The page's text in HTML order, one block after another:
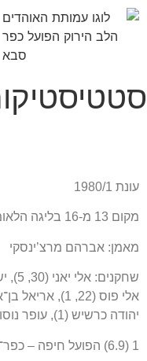
עונת 1980/1
מקום 13 מ-16 בליגה הלאומית
מאמן: אברהם מרצ’ינסקי
יהודה כרשיש (1), עופר נוסובסקי (1)
1 (6.9) הפועל חיפה – כפר־סבא 4:0 (מימוני 50 56 83, פוגל 74)